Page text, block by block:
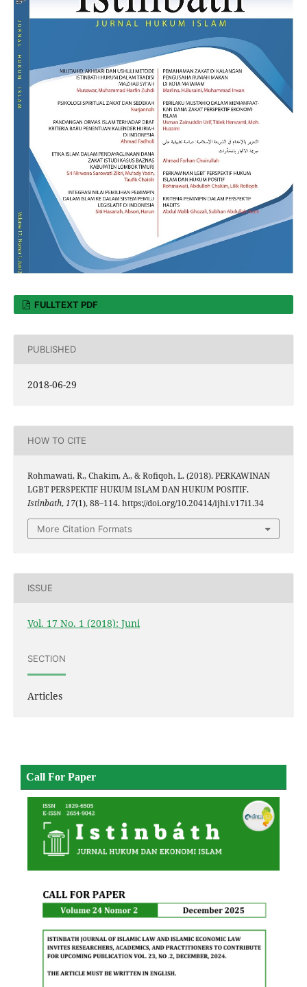
FULLTEXT PDF
PUBLISHED
2018-06-29
HOW TO CITE
Rohmawati, R., Chakim, A., & Rofiqoh, L. (2018). PERKAWINAN
LGBT PERSPEKTIF HUKUM ISLAM DAN HUKUM POSITIF.
Istinbath,17(1), 88–114. https://doi.org/10.20414/ijhi.v17i1.34
More Citation Formats
ISSUE
Vol. 17 No. 1 (2018): Juni
SECTION
Articles
Call For Paper